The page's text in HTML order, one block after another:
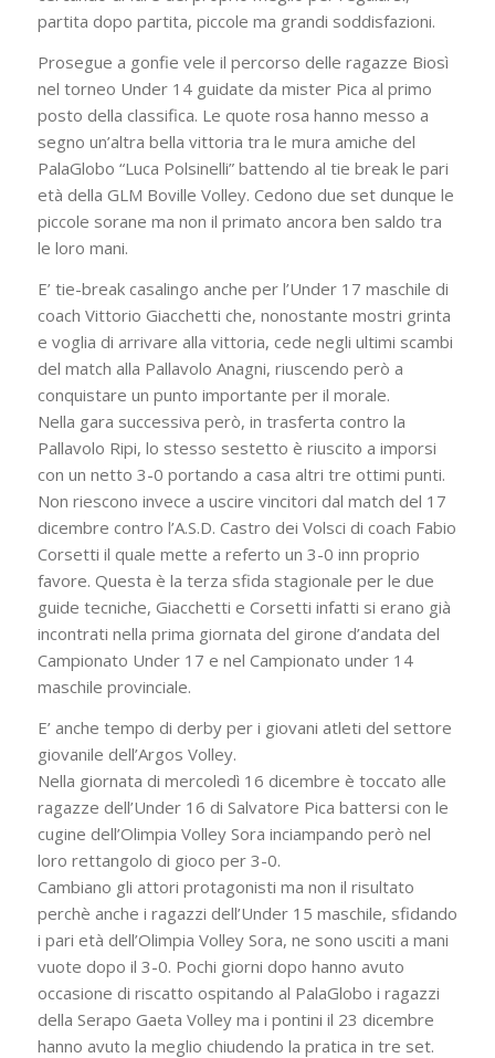
partita dopo partita, piccole ma grandi soddisfazioni.
Prosegue a gonfie vele il percorso delle ragazze Biosì
nel torneo Under 14 guidate da mister Pica al primo
posto della classifica. Le quote rosa hanno messo a
segno un’altra bella vittoria tra le mura amiche del
PalaGlobo “Luca Polsinelli” battendo al tie break le pari
età della GLM Boville Volley. Cedono due set dunque le
piccole sorane ma non il primato ancora ben saldo tra
le loro mani.
E’ tie-break casalingo anche per l’Under 17 maschile di
coach Vittorio Giacchetti che, nonostante mostri grinta
e voglia di arrivare alla vittoria, cede negli ultimi scambi
del match alla Pallavolo Anagni, riuscendo però a
conquistare un punto importante per il morale.
Nella gara successiva però, in trasferta contro la
Pallavolo Ripi, lo stesso sestetto è riuscito a imporsi
con un netto 3-0 portando a casa altri tre ottimi punti.
Non riescono invece a uscire vincitori dal match del 17
dicembre contro l’A.S.D. Castro dei Volsci di coach Fabio
Corsetti il quale mette a referto un 3-0 inn proprio
favore. Questa è la terza sfida stagionale per le due
guide tecniche, Giacchetti e Corsetti infatti si erano già
incontrati nella prima giornata del girone d’andata del
Campionato Under 17 e nel Campionato under 14
maschile provinciale.
E’ anche tempo di derby per i giovani atleti del settore
giovanile dell’Argos Volley.
Nella giornata di mercoledì 16 dicembre è toccato alle
ragazze dell’Under 16 di Salvatore Pica battersi con le
cugine dell’Olimpia Volley Sora inciampando però nel
loro rettangolo di gioco per 3-0.
Cambiano gli attori protagonisti ma non il risultato
perchè anche i ragazzi dell’Under 15 maschile, sfidando
i pari età dell’Olimpia Volley Sora, ne sono usciti a mani
vuote dopo il 3-0. Pochi giorni dopo hanno avuto
occasione di riscatto ospitando al PalaGlobo i ragazzi
della Serapo Gaeta Volley ma i pontini il 23 dicembre
hanno avuto la meglio chiudendo la pratica in tre set.